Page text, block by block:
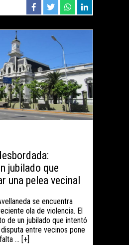
jubilado que
una pelea vecinal
se encuentra
ola de violencia. El
de un jubilado que intentó
entre vecinos pone
... [+]